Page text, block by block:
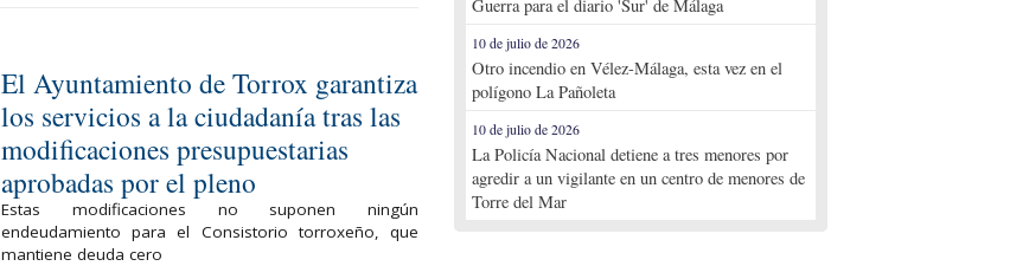
El Ayuntamiento de Torrox garantiza
los servicios a la ciudadanía tras las
modificaciones presupuestarias
aprobadas por el pleno
Estas modificaciones no suponen ningún
endeudamiento para el Consistorio torroxeño, que
mantiene deuda cero
Guerra para el diario 'Sur' de Málaga
10 de julio de 2026
Otro incendio en Vélez-Málaga, esta vez en el
polígono La Pañoleta
10 de julio de 2026
La Policía Nacional detiene a tres menores por
agredir a un vigilante en un centro de menores de
Torre del Mar